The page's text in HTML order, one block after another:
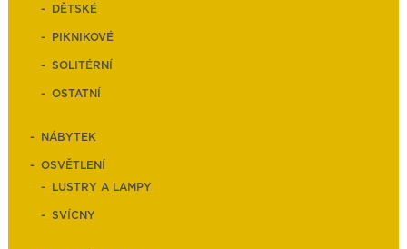
DĚTSKÉ
PIKNIKOVÉ
SOLITÉRNÍ
OSTATNÍ
NÁBYTEK
OSVĚTLENÍ
LUSTRY A LAMPY
SVÍCNY